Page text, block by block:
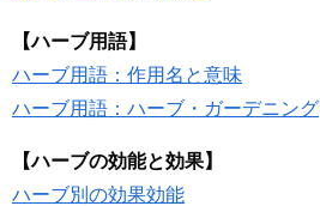
【ハーブ用語】
ハーブ用語：作用名と意味
ハーブ用語：ハーブ・ガーデニング
【ハーブの効能と効果】
ハーブ別の効果効能